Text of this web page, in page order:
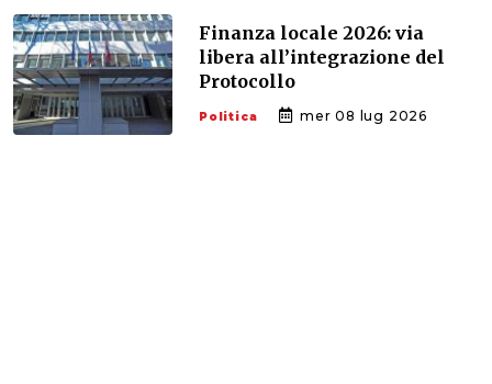
Finanza locale 2026: via
libera all’integrazione del
Protocollo
Politica mer 08 lug 2026